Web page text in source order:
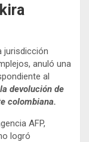
jurisdicción
anuló una
al
devolución de
colombiana.
AFP,
logró